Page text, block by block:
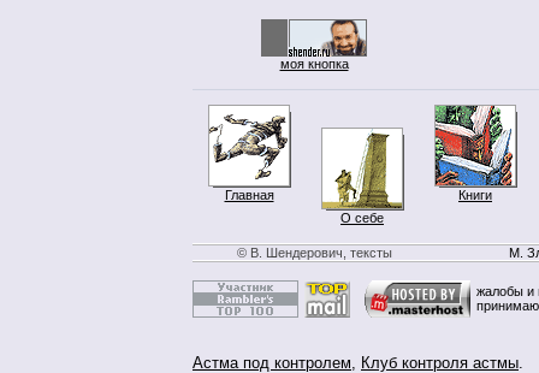
моя кнопка
Главная
О себе
Книги
© В. Шендерович, тексты М.
жалобы и
Астма под контролем, Клуб контроля астмы.